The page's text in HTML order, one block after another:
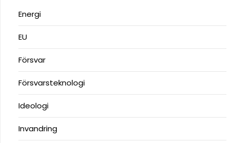
Energi
EU
Försvar
Försvarsteknologi
Ideologi
Invandring